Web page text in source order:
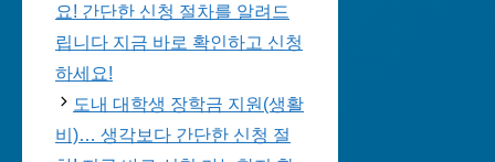
요! 간단한 신청 절차를 알려드
립니다 지금 바로 확인하고 신청
하세요!
도내 대학생 장학금 지원(생활
비)… 생각보다 간단한 신청 절